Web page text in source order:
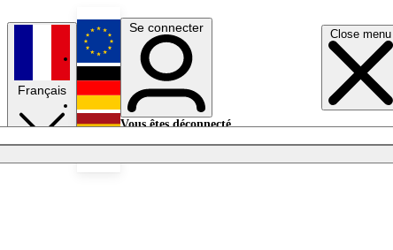
Close menu
Français
English
Deutsch
Se connecter
Vous êtes déconnecté.